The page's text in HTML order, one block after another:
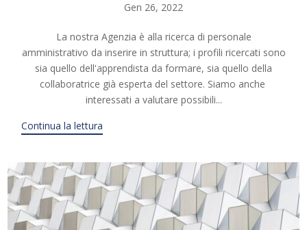
Gen 26, 2022
La nostra Agenzia è alla ricerca di personale
amministrativo da inserire in struttura; i profili ricercati sono
sia quello dell'apprendista da formare, sia quello della
collaboratrice già esperta del settore. Siamo anche
interessati a valutare possibili...
Continua la lettura